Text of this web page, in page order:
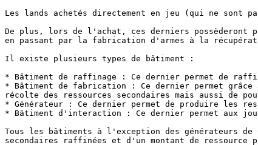
Les lands achetés directement en jeu (qui ne sont
De plus, lors de l'achat, ces derniers possèderont
en passant par la fabrication d'armes à la
Il existe plusieurs types de bâtiment :
* Bâtiment de raffinage : Ce dernier permet de
* Bâtiment de fabrication : Ce dernier permet
récolte des ressources secondaires mais aussi de
* Générateur : Ce dernier permet de produire les
* Bâtiment d'interaction : Ce dernier permet aux
Tous les bâtiments à l'exception des générateurs
secondaires raffinées et d'un montant de ressource